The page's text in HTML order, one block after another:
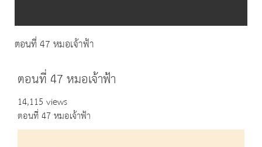
ตอนที่ 47 หมอเจ้าฟ้า
ตอนที่ 47 หมอเจ้าฟ้า
14,115 views
ตอนที่ 47 หมอเจ้าฟ้า